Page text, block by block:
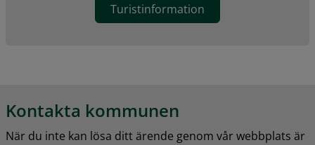
Turistinformation
Kontakta kommunen
När du inte kan lösa ditt ärende genom vår webbplats är